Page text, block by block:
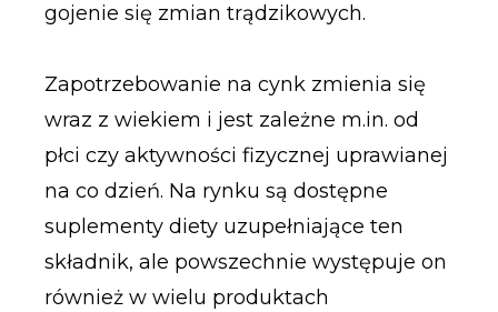
gojenie się zmian trądzikowych.
Zapotrzebowanie na cynk zmienia się
wraz z wiekiem i jest zależne m.in. od
płci czy aktywności fizycznej uprawianej
na co dzień. Na rynku są dostępne
suplementy diety uzupełniające ten
składnik, ale powszechnie występuje on
również w wielu produktach